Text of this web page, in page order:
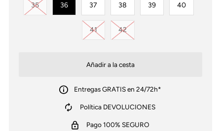
35Variante agotada o no disponible
36 37 38 39 40
41Variante agotada o no disponible
42Variante agotada o no
Entregas GRATIS en 24/72h*
Política DEVOLUCIONES
Pago 100% SEGURO